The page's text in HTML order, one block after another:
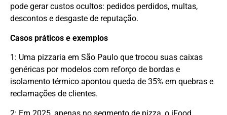
pode gerar custos ocultos: pedidos perdidos, multas,
descontos e desgaste de reputação.
Casos práticos e exemplos
1: Uma pizzaria em São Paulo que trocou suas caixas
genéricas por modelos com reforço de bordas e
isolamento térmico apontou queda de 35% em quebras e
reclamações de clientes.
2: Em 2025, apenas no segmento de pizza, o iFood